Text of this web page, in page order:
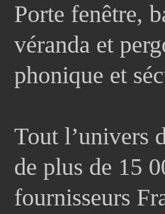
Porte fenêtre,
véranda et
phonique et
Tout l’univers
de plus de 15
fournisseurs